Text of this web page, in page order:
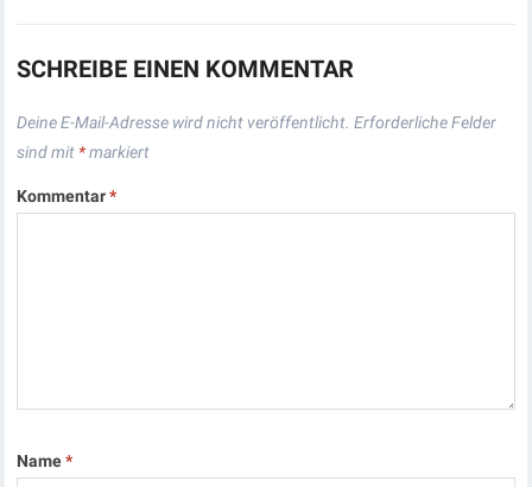
SCHREIBE EINEN KOMMENTAR
Deine E-Mail-Adresse wird nicht veröffentlicht. Erforderliche Felder
sind mit *markiert
Kommentar*
Name*